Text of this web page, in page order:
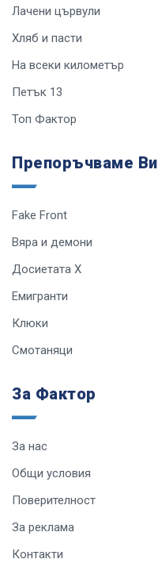
Лачени цървули
Хляб и пасти
На всеки километър
Петък 13
Топ Фактор
Препоръчваме Ви
Fake Front
Вяра и демони
Досиетата Х
Емигранти
Клюки
Смотаняци
За Фактор
За нас
Общи условия
Поверителност
За реклама
Контакти